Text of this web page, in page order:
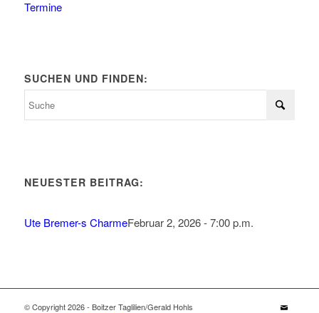
Termine
SUCHEN UND FINDEN:
NEUESTER BEITRAG:
Ute Bremer-s CharmeFebruar 2, 2026 - 7:00 p.m.
© Copyright 2026 - Boitzer Taglilien/Gerald Hohls